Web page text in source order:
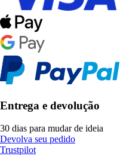
Entrega e devolução
30 dias para mudar de ideia
Devolva seu pedido
Trustpilot